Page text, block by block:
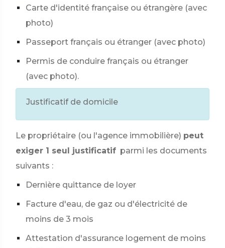
Carte d'identité française ou étrangère (avec
photo)
Passeport français ou étranger (avec photo)
Permis de conduire français ou étranger
(avec photo).
Justificatif de domicile
Le propriétaire (ou l'agence immobilière) peut
exiger 1 seul justificatif parmi les documents
suivants :
Dernière quittance de loyer
Facture d'eau, de gaz ou d'électricité de
moins de 3 mois
Attestation d'assurance logement de moins